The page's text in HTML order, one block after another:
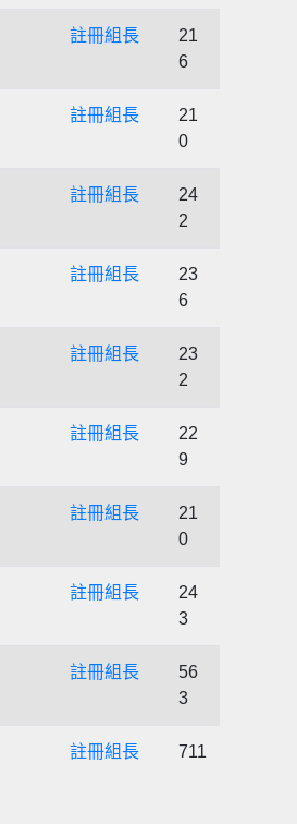
註冊組長
21
6
註冊組長
21
0
註冊組長
24
2
註冊組長
23
6
註冊組長
23
2
註冊組長
22
9
註冊組長
21
0
註冊組長
24
3
註冊組長
56
3
註冊組長 711